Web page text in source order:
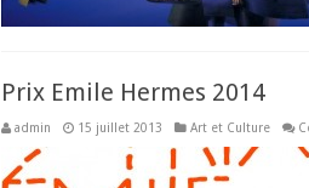
Plusieurs raisons peuvent amener à
Prix Emile Hermes 2014
admin 15 juillet 2013 Art et Culture